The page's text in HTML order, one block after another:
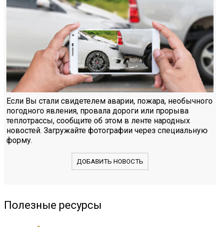
Если Вы стали свидетелем аварии, пожара, необычного
погодного явления, провала дороги или прорыва
теплотрассы, сообщите об этом в ленте народных
новостей. Загружайте фотографии через специальную
форму.
ДОБАВИТЬ НОВОСТЬ
Полезные ресурсы